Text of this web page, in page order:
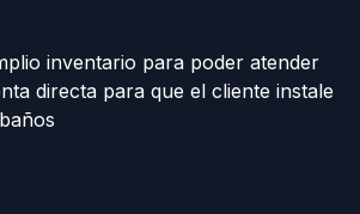
inventario para poder atender
directa para que el cliente instale